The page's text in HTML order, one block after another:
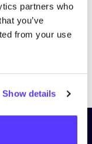
partners who
you’ve
from your use
Show details